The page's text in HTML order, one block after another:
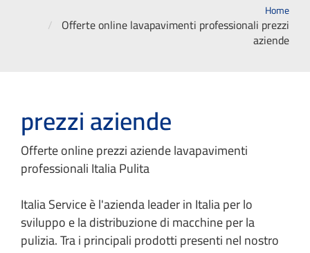
Home
Offerte online lavapavimenti professionali prezzi
aziende
prezzi aziende
Offerte online prezzi aziende lavapavimenti
professionali Italia Pulita
Italia Service è l'azienda leader in Italia per lo
sviluppo e la distribuzione di macchine per la
pulizia. Tra i principali prodotti presenti nel nostro